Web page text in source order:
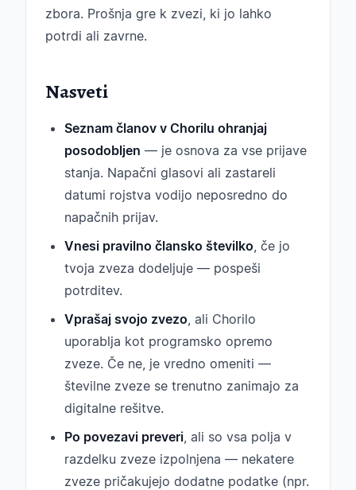
zbora. Prošnja gre k zvezi, ki jo lahko
potrdi ali zavrne.
Nasveti
Seznam članov v Chorilu ohranjaj
posodobljen — je osnova za vse prijave
stanja. Napačni glasovi ali zastareli
datumi rojstva vodijo neposredno do
napačnih prijav.
Vnesi pravilno člansko številko, če jo
tvoja zveza dodeljuje — pospeši
potrditev.
Vprašaj svojo zvezo, ali Chorilo
uporablja kot programsko opremo
zveze. Če ne, je vredno omeniti —
številne zveze se trenutno zanimajo za
digitalne rešitve.
Po povezavi preveri, ali so vsa polja v
razdelku zveze izpolnjena — nekatere
zveze pričakujejo dodatne podatke (npr.